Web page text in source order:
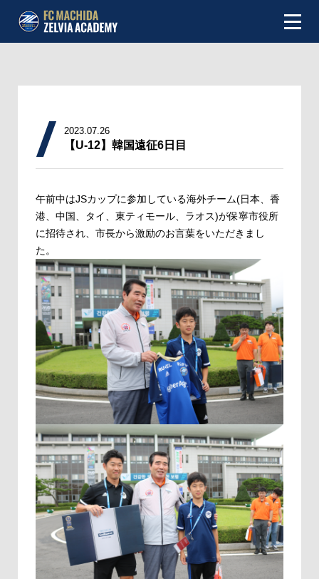
INFOMATION
MATCH
SCHEDULE
TOP TEAM
2023.07.26
【U-12】韓国遠征6日目
午前中はJSカップに参加している海外チーム(日本、香
港、中国、タイ、東ティモール、ラオス)が保寧市役所
に招待され、市長から激励のお言葉をいただきまし
た。